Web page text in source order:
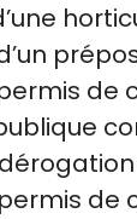
de
de